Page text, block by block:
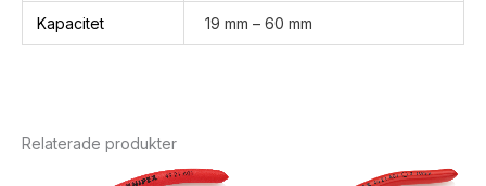
Kapacitet 19 mm – 60 mm
Relaterade produkter
Prisintervall:
Prisintervall: